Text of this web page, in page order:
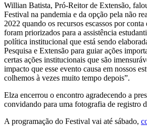
Willian Batista, Pró-Reitor de Extensão,
Festival na pandemia e da opção pela não
2022 quando os recursos escassos por
foram priorizados para a assistência
política institucional que está sendo
Pesquisa e Extensão para guiar ações
certas ações institucionais que são
impacto que esse evento causa em nossos
colhemos à vezes muito tempo depois”.
Elza encerrou o encontro agradecendo a
convidando para uma fotografia de registro
A programação do Festival vai até sábado,